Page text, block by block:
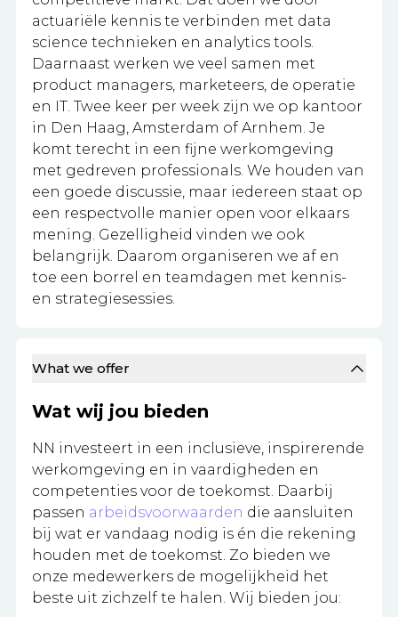
actuariële kennis te verbinden met data
science technieken en analytics tools.
Daarnaast werken we veel samen met
product managers, marketeers, de operatie
en IT. Twee keer per week zijn we op kantoor
in Den Haag, Amsterdam of Arnhem. Je
komt terecht in een fijne werkomgeving
met gedreven professionals. We houden van
een goede discussie, maar iedereen staat op
een respectvolle manier open voor elkaars
mening. Gezelligheid vinden we ook
belangrijk. Daarom organiseren we af en
toe een borrel en teamdagen met kennis-
en strategiesessies.
What we offer
Wat wij jou bieden
NN investeert in een inclusieve, inspirerende
werkomgeving en in vaardigheden en
competenties voor de toekomst. Daarbij
passen arbeidsvoorwaarden die aansluiten
bij wat er vandaag nodig is én die rekening
houden met de toekomst. Zo bieden we
onze medewerkers de mogelijkheid het
beste uit zichzelf te halen. Wij bieden jou: